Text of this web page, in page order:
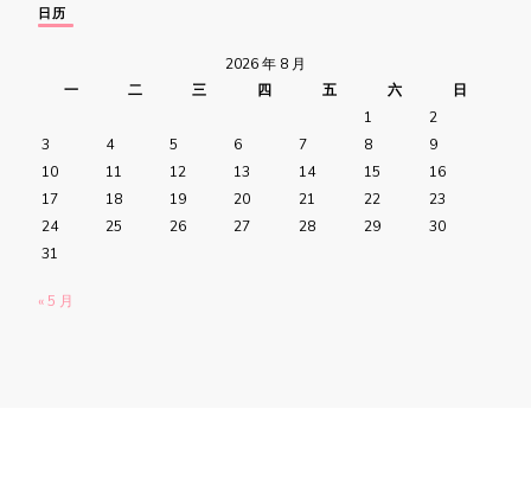
日历
2026 年 8 月
一
二 三 四 五 六
日
1
2
3
4 5 6 7 8
9
10
11 12 13 14 15
16
17
18 19 20 21 22
23
24
25 26 27 28 29
30
31
« 5 月